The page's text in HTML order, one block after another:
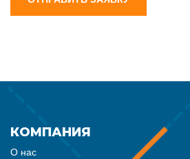
КОМПАНИЯ
О нас